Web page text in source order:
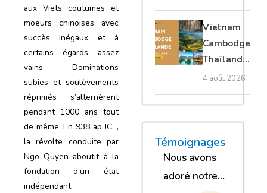
aux Viets coutumes et
moeurs chinoises avec
succès inégaux et à
certains égards assez
vains. Dominations
subies et soulèvements
réprimés s’alternèrent
pendant 1000 ans tout
de même. En 938 ap JC. ,
la révolte conduite par
Ngo Quyen aboutit à la
fondation d’un état
indépendant.
Vang
Vieng,
Vientiane
privé
Vietnam
Cambodge
Thaïlande
35 jours :
grands
trésors
d’Asie
4 août 2026
Témoignages
Nous avons
adoré notre
« Nous
« Nous sommes